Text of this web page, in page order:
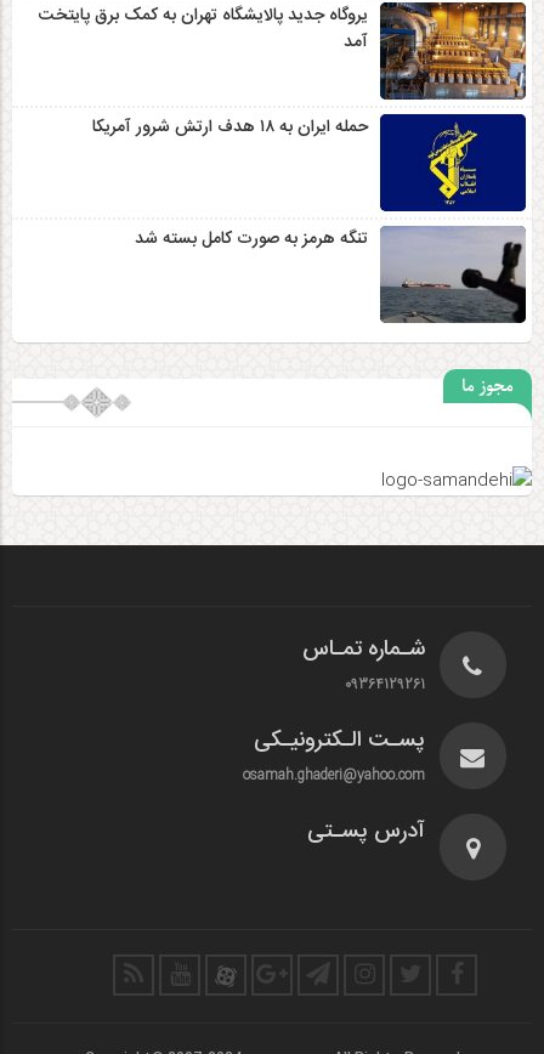
یروگاه جدید پالایشگاه تهران به کمک برق پایتخت
آمد
حمله ایران به ۱۸ هدف ارتش شرور آمریکا
تنگه هرمز به صورت کامل بسته شد
مجوز ما
شـماره تمـاس
09364129261
پسـت الـکترونیـکی
osamah.ghaderi@yahoo.com
آدرس پسـتی